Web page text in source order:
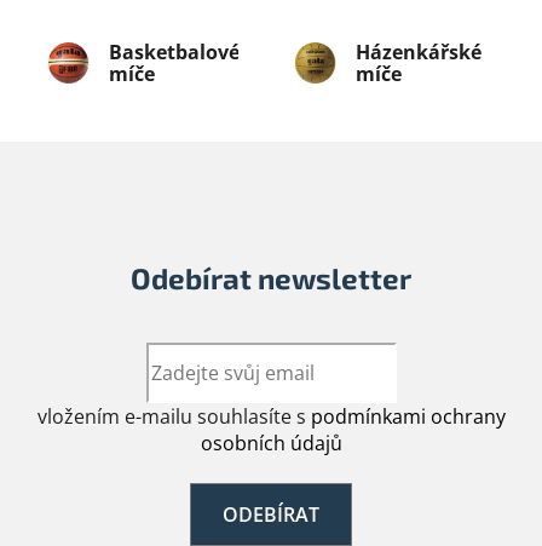
Basketbalové
míče
Házenkářské
míče
Odebírat newsletter
vložením e-mailu souhlasíte s podmínkami ochrany
osobních údajů
ODEBÍRAT